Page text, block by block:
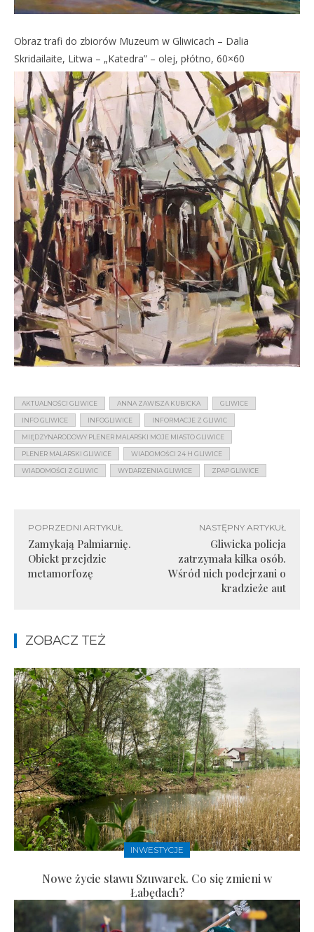
Obraz trafi do zbiorów Muzeum w Gliwicach – Dalia
Skridailaite, Litwa – „Katedra” – olej, płótno, 60×60
AKTUALNOŚCI GLIWICE ANNA ZAWISZA KUBICKA GLIWICE
INFO GLIWICE INFOGLIWICE INFORMACJE Z GLIWIC
MIĘDZYNARODOWY PLENER MALARSKI MOJE MIASTO GLIWICE
PLENER MALARSKI GLIWICE WIADOMOŚCI 24 H GLIWICE
WIADOMOŚCI Z GLIWIC WYDARZENIA GLIWICE ZPAP GLIWICE
POPRZEDNI ARTYKUŁ
Zamykają Palmiarnię.
Obiekt przejdzie
metamorfozę
NASTĘPNY ARTYKUŁ
Gliwicka policja
zatrzymała kilka osób.
Wśród nich podejrzani o
kradzieże aut
ZOBACZ TEŻ
INWESTYCJE
Nowe życie stawu Szuwarek. Co się zmieni w
Łabędach?